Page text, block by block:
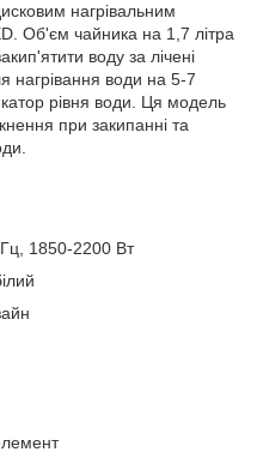
нагрівальним
Об'єм чайника на 1,7 літра
воду за лічені
нагрівання води на 5-7
рівня води. Ця модель
при закипанні та
1850-2200 Вт